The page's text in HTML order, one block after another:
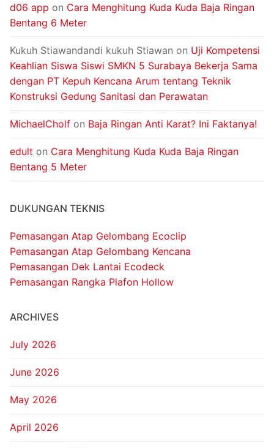
d06 app on Cara Menghitung Kuda Kuda Baja Ringan
Bentang 6 Meter
Kukuh Stiawandandi kukuh Stiawan on Uji Kompetensi
Keahlian Siswa Siswi SMKN 5 Surabaya Bekerja Sama
dengan PT Kepuh Kencana Arum tentang Teknik
Konstruksi Gedung Sanitasi dan Perawatan
MichaelCholf on Baja Ringan Anti Karat? Ini Faktanya!
edult on Cara Menghitung Kuda Kuda Baja Ringan
Bentang 5 Meter
DUKUNGAN TEKNIS
Pemasangan Atap Gelombang Ecoclip
Pemasangan Atap Gelombang Kencana
Pemasangan Dek Lantai Ecodeck
Pemasangan Rangka Plafon Hollow
ARCHIVES
July 2026
June 2026
May 2026
April 2026